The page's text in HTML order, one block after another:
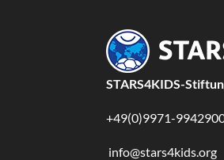
STARS4KIDS-
+49(0)9971-
info@stars4kids.org